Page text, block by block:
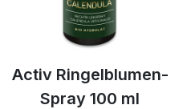
Activ Ringelblumen-
Spray 100 ml